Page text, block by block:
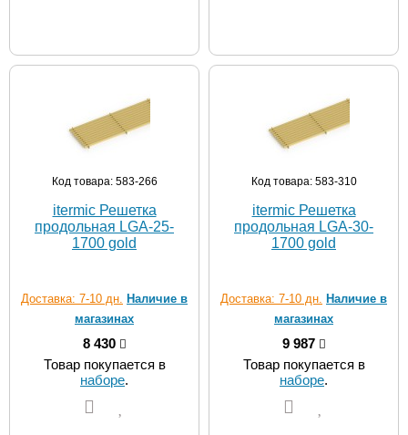
Код товара: 583-266
itermic Решетка
продольная LGA-25-
1700 gold
Доставка: 7-10 дн. Наличие в
магазинах
8 430
Товар покупается в
наборе.
Код товара: 583-310
itermic Решетка
продольная LGA-30-
1700 gold
Доставка: 7-10 дн. Наличие в
магазинах
9 987
Товар покупается в
наборе.